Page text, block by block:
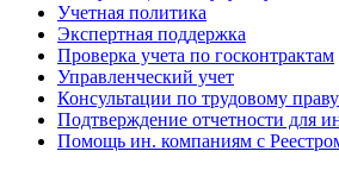
Учетная политика
Экспертная поддержка
Проверка учета по госконтрактам
Управленческий учет
Консультации по трудовому праву
Подтверждение отчетности для
Помощь ин. компаниям с